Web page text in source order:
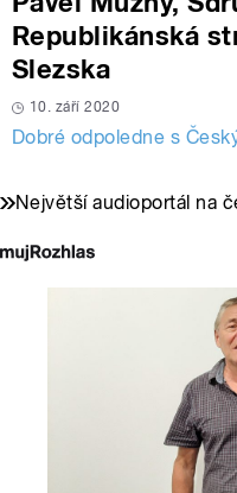
Republikánská
Slezska
10. září 2020
Dobré odpoledne s
Největší audioportál na